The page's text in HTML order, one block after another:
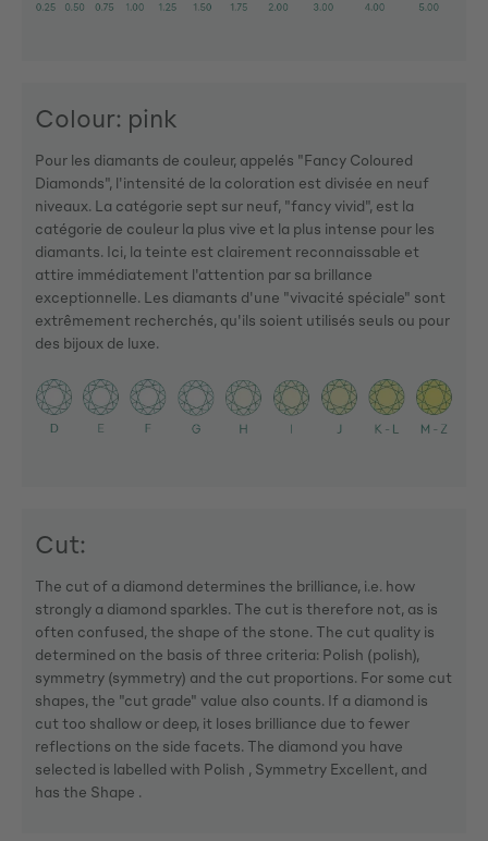
Colour: pink
Pour les diamants de couleur, appelés "Fancy Coloured
Diamonds", l'intensité de la coloration est divisée en neuf
niveaux. La catégorie sept sur neuf, "fancy vivid", est la
catégorie de couleur la plus vive et la plus intense pour les
diamants. Ici, la teinte est clairement reconnaissable et
attire immédiatement l'attention par sa brillance
exceptionnelle. Les diamants d'une "vivacité spéciale" sont
extrêmement recherchés, qu'ils soient utilisés seuls ou pour
des bijoux de luxe.
Cut:
The cut of a diamond determines the brilliance, i.e. how
strongly a diamond sparkles. The cut is therefore not, as is
often confused, the shape of the stone. The cut quality is
determined on the basis of three criteria: Polish (polish),
symmetry (symmetry) and the cut proportions. For some cut
shapes, the "cut grade" value also counts. If a diamond is
cut too shallow or deep, it loses brilliance due to fewer
reflections on the side facets. The diamond you have
selected is labelled with Polish , Symmetry Excellent, and
has the Shape .